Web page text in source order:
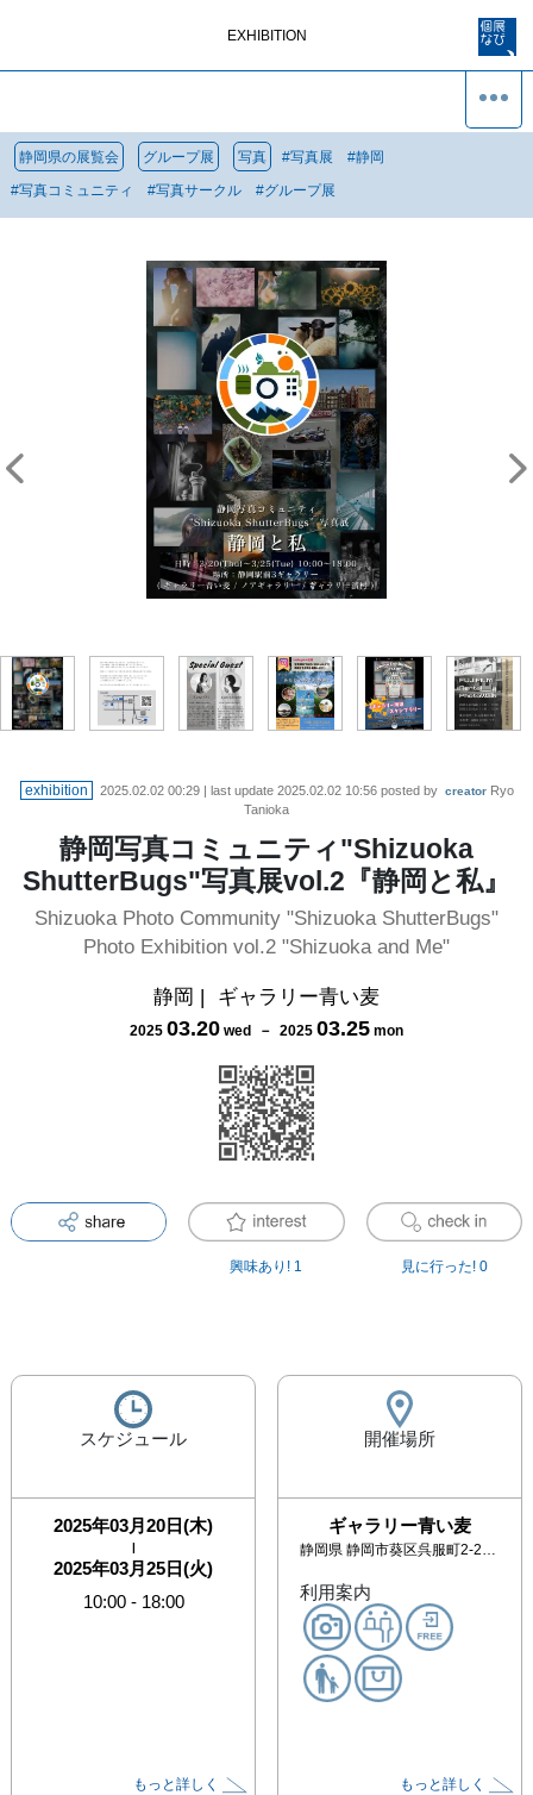
EXHIBITION
静岡県の展覧会 グループ展 写真 #写真展 #静岡
#写真コミュニティ #写真サークル #グループ展
exhibition 2025.02.02 00:29| last update 2025.02.02 10:56posted by creator Ryo
Tanioka
静岡写真コミュニティ"Shizuoka
ShutterBugs"写真展vol.2『静岡と私』
Shizuoka Photo Community "Shizuoka ShutterBugs"
Photo Exhibition vol.2 "Shizuoka and Me"
静岡 | ギャラリー青い麦
2025 03.20 wed － 2025 03.25 mon
興味あり! 1 見に行った! 0
スケジュール
2025年03月20日(木)
|
2025年03月25日(火)
10:00- 18:00
もっと詳しく
開催場所
ギャラリー青い麦
静岡県 静岡市葵区呉服町2-2-22 呉服町ビル1F奥
利用案内
もっと詳しく